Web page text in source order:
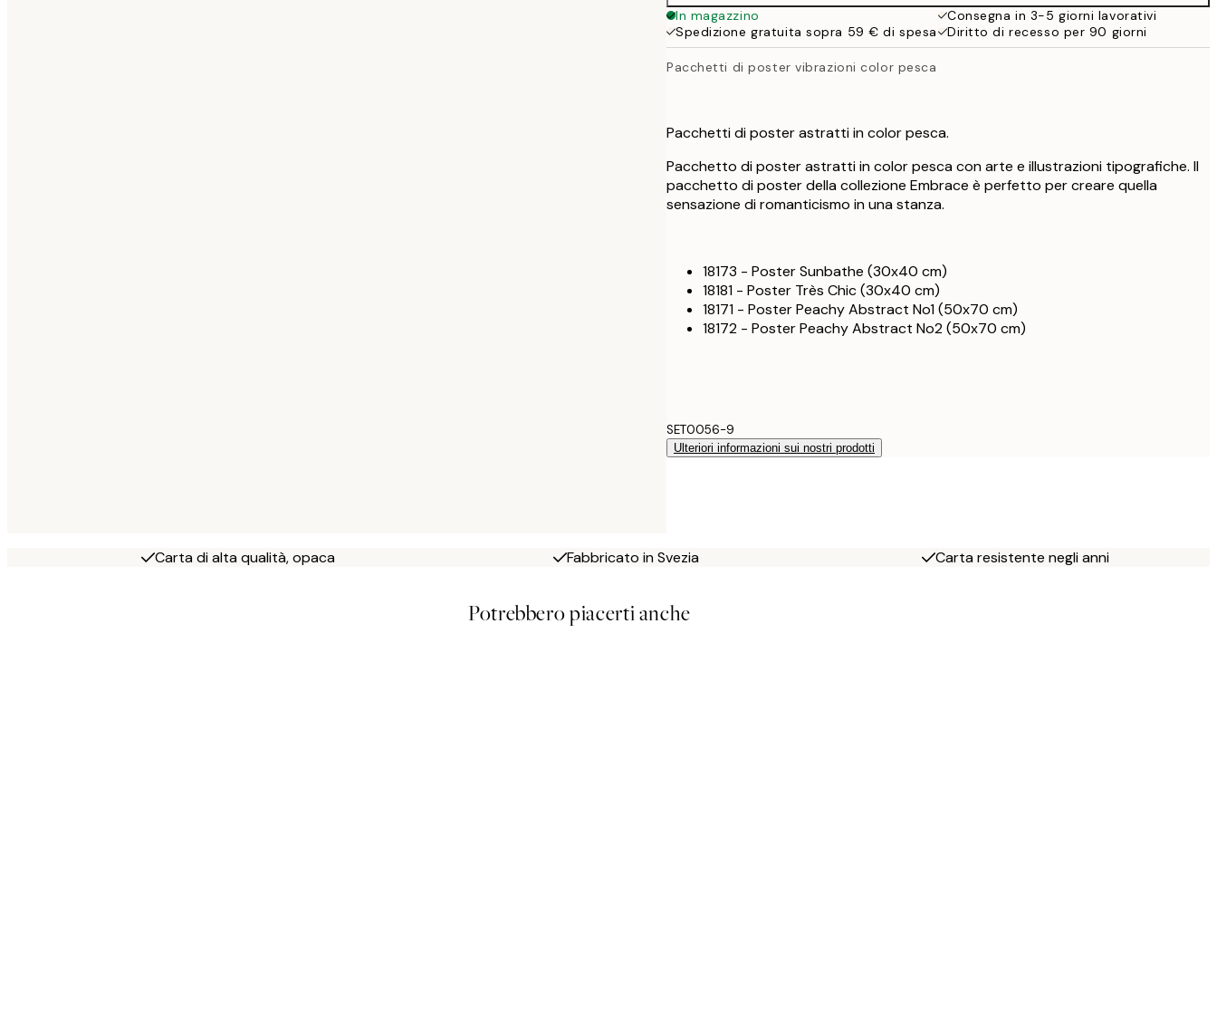
117,90 €
In magazzino
Consegna in 3-5 giorni lavorativi
Spedizione gratuita sopra 59 € di spesa
Diritto di recesso per 90 giorni
Pacchetti di poster vibrazioni color pesca
Pacchetti di poster astratti in color pesca.
Pacchetto di poster astratti in color pesca con arte e illustrazioni tipografiche. Il
pacchetto di poster della collezione Embrace è perfetto per creare quella
sensazione di romanticismo in una stanza.
18173 - Poster Sunbathe (30x40 cm)
18181 - Poster Très Chic (30x40 cm)
18171 - Poster Peachy Abstract No1 (50x70 cm)
18172 - Poster Peachy Abstract No2 (50x70 cm)
SET0056-9
Ulteriori informazioni sui nostri prodotti
Carta di alta qualità, opaca Fabbricato in Svezia Carta resistente negli anni
Potrebbero piacerti anche